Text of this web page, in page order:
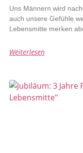
Uns Männern wird
auch unsere Gefühle
Lebensmitte merken
Weiterlesen